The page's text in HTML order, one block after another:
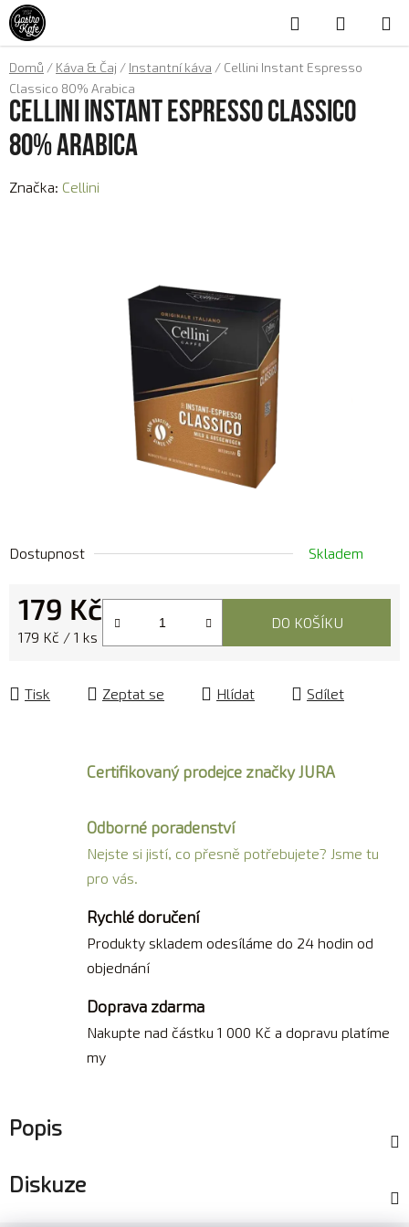
Přejít
na
obsah
Hledat
KOŠÍK
Domů / Káva & Čaj / Instantní káva / Cellini Instant Espresso
Classico 80% Arabica
Dostupnost Skladem
179 Kč
Měrná cena:
179 Kč / 1 ks
DO KOŠÍKU
Tisk Zeptat se Hlídat Sdílet
Cellini Instant Espresso Classico
80% Arabica
Značka: Cellini
Certifikovaný prodejce značky JURA
Odborné poradenství
Nejste si jistí, co přesně potřebujete? Jsme tu
pro vás.
Rychlé doručení
Produkty skladem odesíláme do 24 hodin od
objednání
Doprava zdarma
Nakupte nad částku 1 000 Kč a dopravu platíme
my
Popis
Diskuze